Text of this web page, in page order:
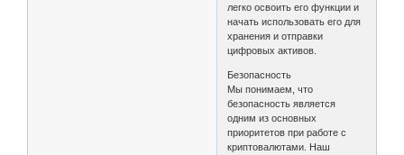
легко освоить его функции и
начать использовать его для
хранения и отправки
цифровых активов.
Безопасность
Мы понимаем, что
безопасность является
одним из основных
приоритетов при работе с
криптовалютами. Наш